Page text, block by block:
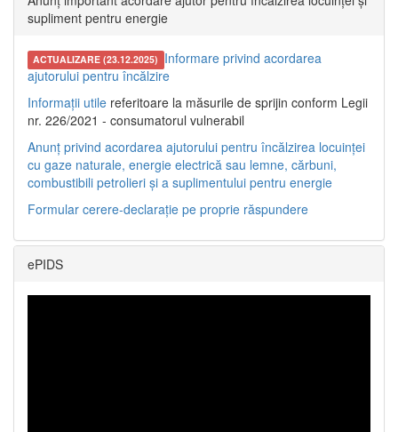
supliment pentru energie
ACTUALIZARE (23.12.2025) Informare privind acordarea
ajutorului pentru încălzire
Informații utile referitoare la măsurile de sprijin conform Legii
nr. 226/2021 - consumatorul vulnerabil
Anunț privind acordarea ajutorului pentru încălzirea locuinței
cu gaze naturale, energie electrică sau lemne, cărbuni,
combustibili petrolieri și a suplimentului pentru energie
Formular cerere-declarație pe proprie răspundere
ePIDS